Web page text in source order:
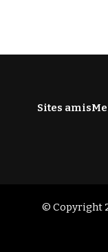
Sites amis
© Copyright